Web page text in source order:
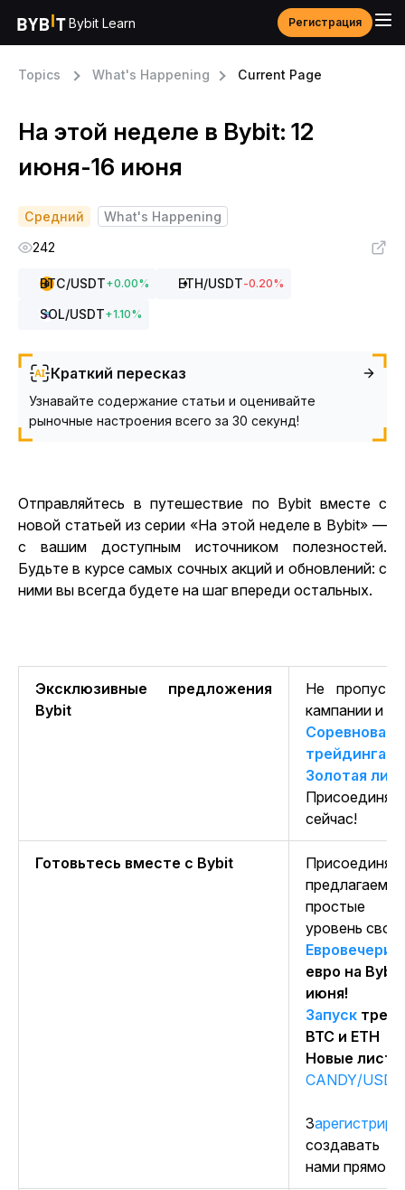
Bybit Learn Регистрация
Topics What's Happening Current Page
На этой неделе в Bybit: 12
июня-16 июня
Средний
What's Happening
242
BTC/USDT+0.00% ETH/USDT-0.20%
SOL/USDT+1.10%
Краткий пересказ
Узнавайте содержание статьи и оценивайте
рыночные настроения всего за 30 секунд!
Отправляйтесь в путешествие по Bybit вместе с
новой статьей из серии «На этой неделе в Bybit» —
с вашим доступным источником полезностей.
Будьте в курсе самых сочных акций и обновлений: с
ними вы всегда будете на шаг впереди остальных.
Эксклюзивные предложения
Bybit
Не
кампании и
трейдинга
Золотая
сейчас!
Готовьтесь вместе с Bybit
предлагаем
простые
уровень
евро на
июня!
Запуск
BTC и ETH
Новые
CANDY/USDT
создавать
нами прямо